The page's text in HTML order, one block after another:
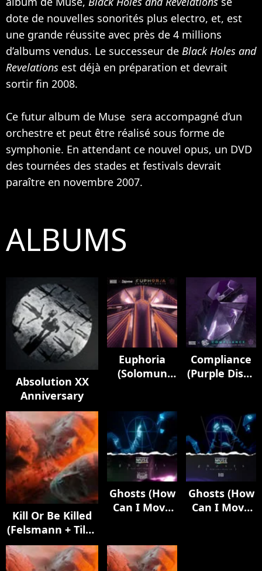
dote de nouvelles sonorités plus electro, et, est
une grande réussite avec près de 4 millions
d’albums vendus. Le successeur de Black Holes and
Revelations est déjà en préparation et devrait
sortir fin 2008.
Ce futur album de Muse sera accompagné d’un
orchestre et peut être réalisé sous forme de
symphonie. En attendant ce nouvel opus, un DVD
des tournées des stades et festivals devrait
paraître en novembre 2007.
ALBUMS
Absolution XX
Anniversary
Euphoria
(Solomun
Compliance
(Purple Disco
Kill Or Be Killed
(Felsmann + Tiley
Reinterpretation)
Ghosts (How
Can I Move
Farmer]
Ghosts (How
Can I Move